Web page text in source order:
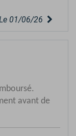
01/06/26